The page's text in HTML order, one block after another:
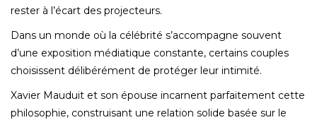
rester à l’écart des projecteurs.
Dans un monde où la célébrité s’accompagne souvent
d’une exposition médiatique constante, certains couples
choisissent délibérément de protéger leur intimité.
Xavier Mauduit et son épouse incarnent parfaitement cette
philosophie, construisant une relation solide basée sur le